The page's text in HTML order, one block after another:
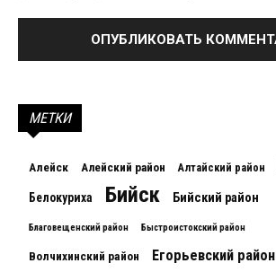
МЕТКИ
Алейск Алейский район Алтайский район
Белокуриха Бийск Бийский район
Благовещенский район Быстроистокский район
Волчихинский район Егорьевский район